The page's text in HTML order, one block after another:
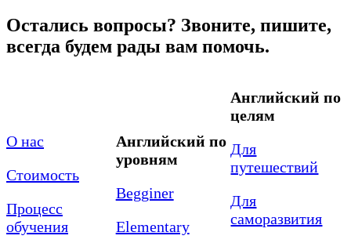
Остались вопросы? Звоните, пишите,
всегда будем рады вам помочь.
О нас
Стоимость
Процесс
обучения
Английский по
уровням
Begginer
Elementary
Английский по
целям
Для
путешествий
Для
саморазвития